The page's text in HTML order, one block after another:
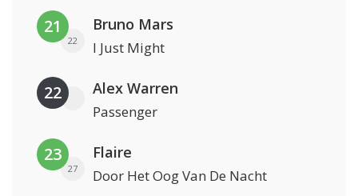
21
22
Bruno Mars
I Just Might
22 Alex Warren
Passenger
23
27
Flaire
Door Het Oog Van De Nacht